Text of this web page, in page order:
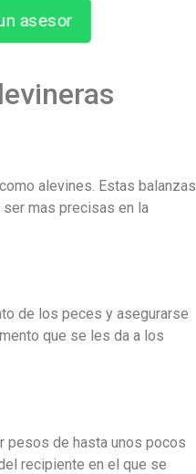
asesor
alevines. Estas balanzas
mas precisas en la
de los peces y asegurarse
que se les da a los
pesos de hasta unos pocos
recipiente en el que se